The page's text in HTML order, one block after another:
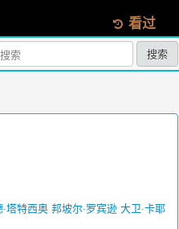
看过
搜索
塔特西奥 邦坡尔·罗宾逊 大卫·卡耶